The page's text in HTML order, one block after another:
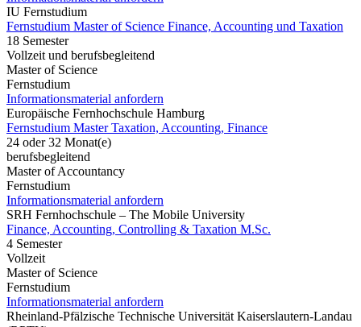
IU Fernstudium
Fernstudium Master of Science Finance, Accounting und Taxation
18 Semester
Vollzeit und berufsbegleitend
Master of Science
Fernstudium
Informationsmaterial anfordern
Europäische Fernhochschule Hamburg
Fernstudium Master Taxation, Accounting, Finance
24 oder 32 Monat(e)
berufsbegleitend
Master of Accountancy
Fernstudium
Informationsmaterial anfordern
SRH Fernhochschule – The Mobile University
Finance, Accounting, Controlling & Taxation M.Sc.
4 Semester
Vollzeit
Master of Science
Fernstudium
Informationsmaterial anfordern
Rheinland-Pfälzische Technische Universität Kaiserslautern-Landau